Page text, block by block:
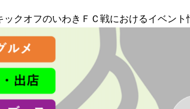
クオフのいわきＦＣ戦におけるイベント